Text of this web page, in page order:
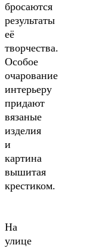
бросаются
результаты
её
творчества.
Особое
очарование
интерьеру
придают
вязаные
изделия
и
картина
вышитая
крестиком.
На
улице